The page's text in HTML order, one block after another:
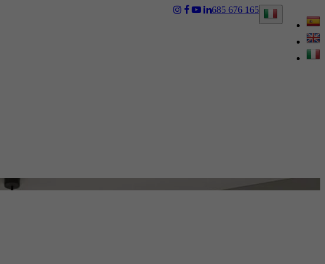
685 676 165